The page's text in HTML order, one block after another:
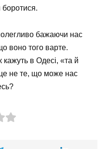
боротися.
бажаючи нас
воно того варте.
в Одесі, «та й
це не те, що може нас